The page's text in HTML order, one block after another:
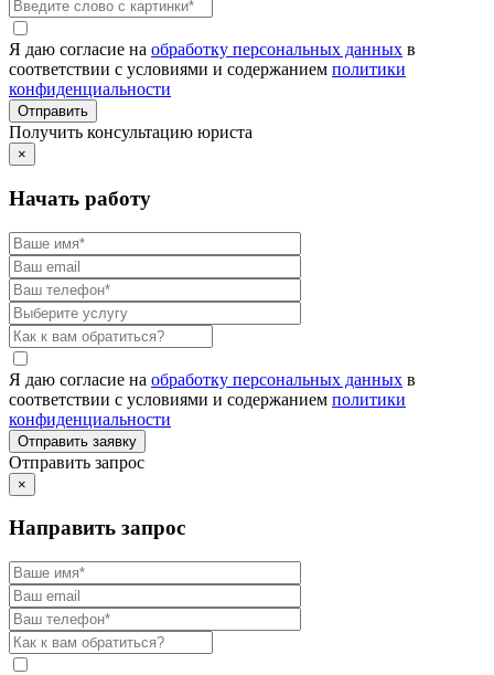
Я даю согласие на обработку персональных данных в
соответствии с условиями и содержанием политики
конфиденциальности
Получить консультацию юриста
×
Начать работу
Я даю согласие на обработку персональных данных в
соответствии с условиями и содержанием политики
конфиденциальности
Отправить запрос
×
Направить запрос